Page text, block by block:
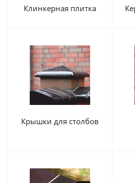
Клинкерная плитка
Крышки для столбов